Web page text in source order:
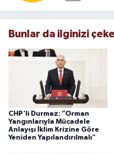
Bunlar da ilginizi
CHP'li Durmaz: "Orman
Yangınlarıyla Mücadele
Anlayışı İklim Krizine Göre
Yeniden Yapılandırılmalı"